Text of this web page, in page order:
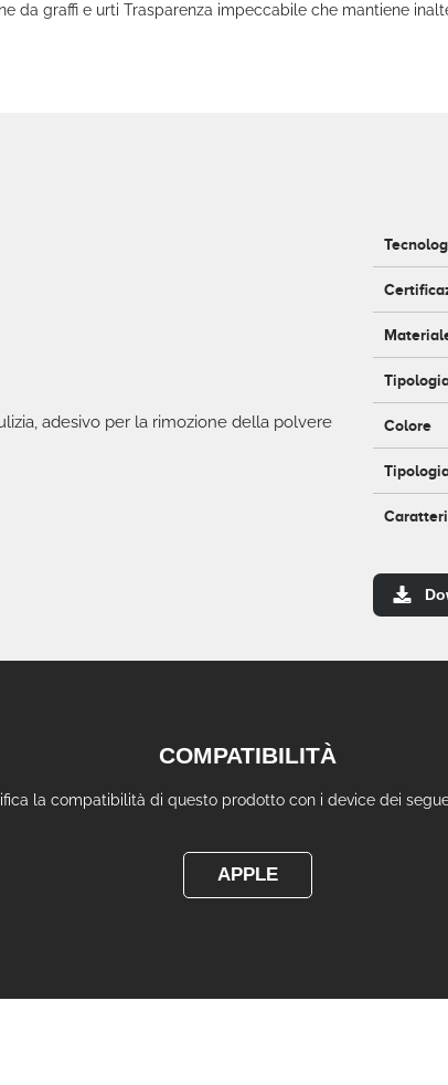
da graffi e urti Trasparenza impeccabile che mantiene
adesivo per la rimozione della polvere Colore
COMPATIBILITÀ
la compatibilità di questo prodotto con i device dei
APPLE